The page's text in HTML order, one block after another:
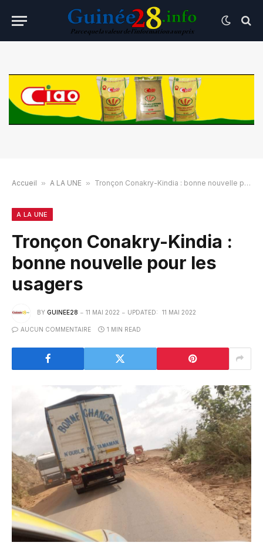
Accueil » A LA UNE » Tronçon Conakry-Kindia : bonne nouvelle pour les usagers
A LA UNE
Tronçon Conakry-Kindia :
bonne nouvelle pour les
usagers
BY GUINEE28 11 MAI 2022 UPDATED: 11 MAI 2022
AUCUN COMMENTAIRE 1 MIN READ